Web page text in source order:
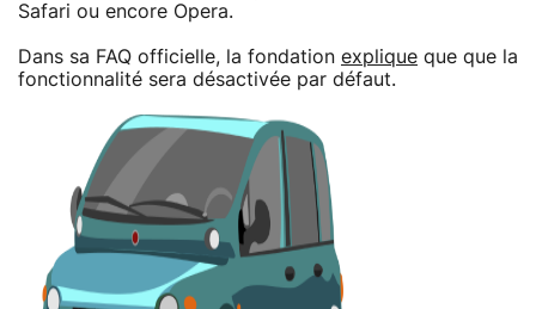
Safari ou encore Opera.
Dans sa FAQ officielle, la fondation explique que que la
fonctionnalité sera désactivée par défaut.